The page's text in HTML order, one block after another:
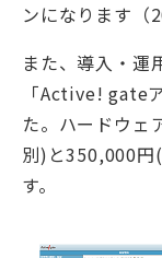
ンになります（
また、導入・運
「Active! gate
た。ハードウェ
別)と350,000円
す。